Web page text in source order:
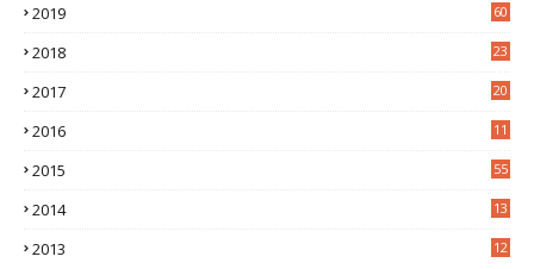
2019 60
2018
23
2017
20
2016
11
2015 55
2014
13
2013
12